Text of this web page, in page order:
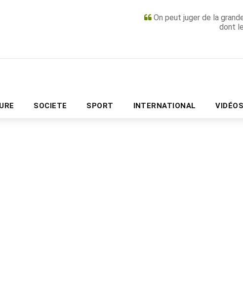
On peut juger de la
dont
SOCIETE SPORT INTERNATIONAL VIDÉOS
PUBLICITÉ